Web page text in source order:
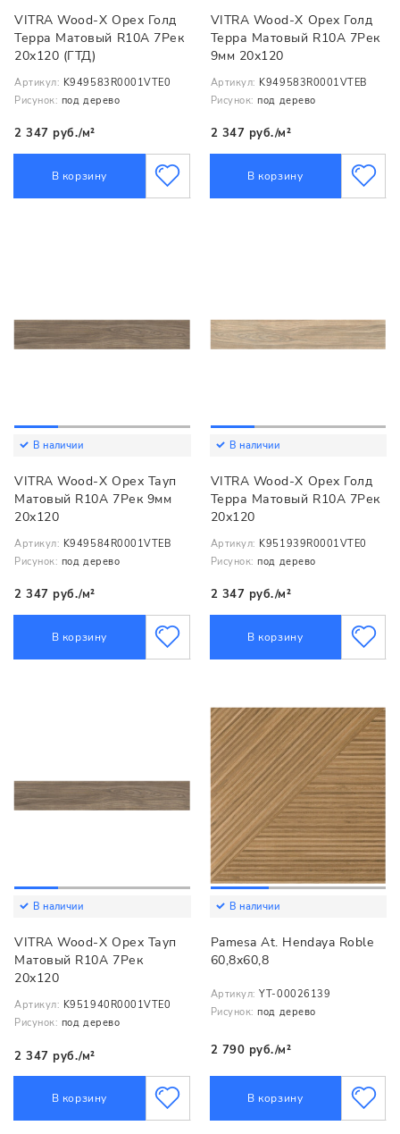
VITRA Wood-X Орех Голд
Терра Матовый R10A 7Рек
20х120 (ГТД)
Артикул: K949583R0001VTE0
Рисунок: под дерево
2 347 руб./м²
В корзину
VITRA Wood-X Орех Голд
Терра Матовый R10A 7Рек
9мм 20х120
Артикул: K949583R0001VTEB
Рисунок: под дерево
2 347 руб./м²
В корзину
В наличии
VITRA Wood-X Орех Тауп
Матовый R10A 7Рек 9мм
20х120
Артикул: K949584R0001VTEB
Рисунок: под дерево
2 347 руб./м²
В корзину
В наличии
VITRA Wood-X Орех Голд
Терра Матовый R10A 7Рек
20х120
Артикул: K951939R0001VTE0
Рисунок: под дерево
2 347 руб./м²
В корзину
В наличии
VITRA Wood-X Орех Тауп
Матовый R10A 7Рек
20х120
Артикул: K951940R0001VTE0
Рисунок: под дерево
2 347 руб./м²
В корзину
В наличии
Pamesa At. Hendaya Roble
60,8x60,8
Артикул: YT-00026139
Рисунок: под дерево
2 790 руб./м²
В корзину